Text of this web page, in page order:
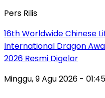
Pers Rilis
16th Worldwide Chinese
International Dragon
2026 Resmi Digelar
Minggu, 9 Agu 2026 -